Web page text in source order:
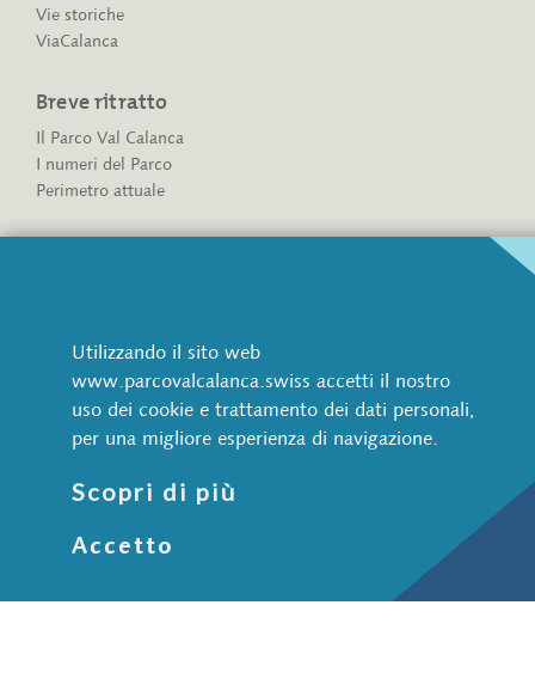
Vie storiche
ViaCalanca
Breve ritratto
Il Parco Val Calanca
I numeri del Parco
Perimetro attuale
Amministrazione del Parco
Partner e sponsor
Documenti
Contatti
Utilizzando il sito web
www.parcovalcalanca.swiss accetti il nostro
uso dei cookie e trattamento dei dati personali,
per una migliore esperienza di navigazione.
Scopri di più
Accetto